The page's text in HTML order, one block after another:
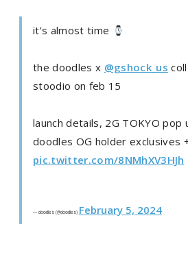
it’s almost time
the doodles x @gshock_us
stoodio on feb 15
launch details, 2G TOKYO pop
doodles OG holder exclusives
pic.twitter.com/8NMhXV3HJh
— doodles (@doodles) February 5, 2024